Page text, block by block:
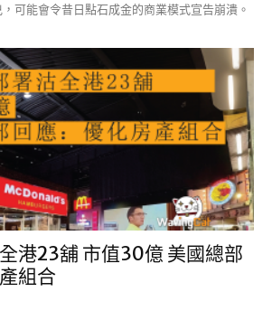
可能會令昔日點石成金的商業模式宣告崩潰。
港23舖 市值30億 美國總部
組合